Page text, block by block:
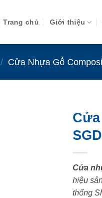
Trang chủ Giới thiệu
/ Cửa Nhựa Gỗ
SGD
Cửa
hiệu
thống